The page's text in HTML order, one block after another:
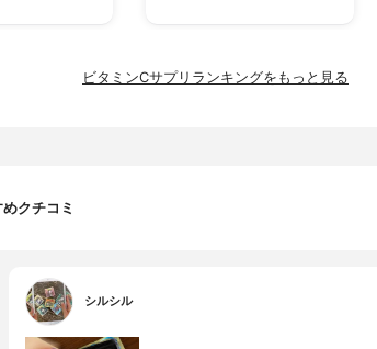
ビタミンCサプリランキングをもっと見る
クチコミ
シルシル